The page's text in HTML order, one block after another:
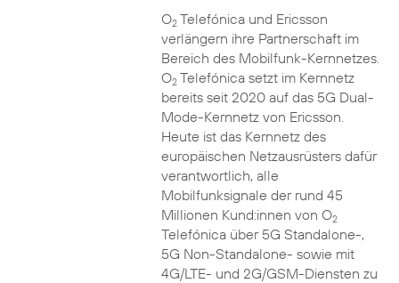
O2Telefónica und Ericsson
verlängern ihre Partnerschaft im
Bereich des Mobilfunk-Kernnetzes.
O2Telefónica setzt im Kernnetz
bereits seit 2020 auf das 5G Dual-
Mode-Kernnetz von Ericsson.
Heute ist das Kernnetz des
europäischen Netzausrüsters dafür
verantwortlich, alle
Mobilfunksignale der rund 45
Millionen Kund:innen von O2
Telefónica über 5G Standalone-,
5G Non-Standalone- sowie mit
4G/LTE- und 2G/GSM-Diensten zu